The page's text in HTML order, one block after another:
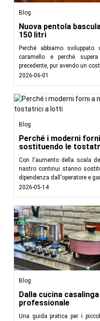
Blog
Nuova pentola
150 litri
Perché abbiamo
caramello e perché
precedente, pur avendo un
2026-06-01
Blog
Perché i moderni
sostituendo le
Con l'aumento della scala
nastro continui stanno
dipendenza dall'operatore e
2026-05-14
Blog
Dalla cucina
professionale
Una guida pratica per i